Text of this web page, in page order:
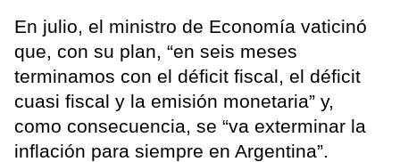
En julio, el ministro de Economía vaticinó
que, con su plan, “en seis meses
terminamos con el déficit fiscal, el déficit
cuasi fiscal y la emisión monetaria” y,
como consecuencia, se “va exterminar la
inflación para siempre en Argentina”.